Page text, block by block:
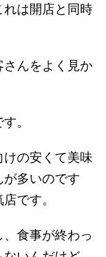
は開店と同時
んをよく見か
。
の安くて美味
が多いのです
です。
食事が終わっ